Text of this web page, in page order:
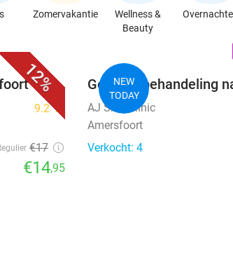
Zomervakantie
Wellness &
Beauty
12%
9.2star
€17
€14,95
NEW
TODAY
Gezichtsbehandeling
AJ Skin Clinic
Amersfoort
Verkocht: 4